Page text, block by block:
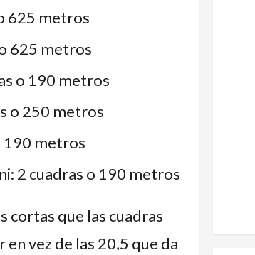
625 metros
625 metros
o 190 metros
o 250 metros
190 metros
2 cuadras o 190 metros
cortas que las cuadras
vez de las 20,5 que da